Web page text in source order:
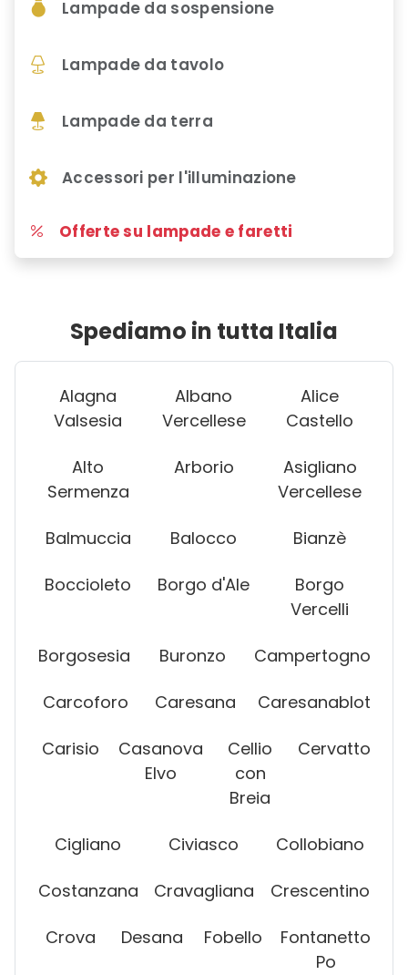
Lampade da sospensione
Lampade da tavolo
Lampade da terra
Accessori per l'illuminazione
Offerte su lampade e faretti
Spediamo in tutta Italia
Alagna
Valsesia
Albano
Vercellese
Alice
Castello
Alto
Sermenza
Arborio
Asigliano
Vercellese
Balmuccia Balocco Bianzè
Boccioleto Borgo d'Ale
Borgo
Vercelli
Borgosesia Buronzo Campertogno
Carcoforo Caresana Caresanablot
Carisio
Casanova
Elvo
Cellio
con
Breia
Cervatto
Cigliano Civiasco Collobiano
Costanzana Cravagliana Crescentino
Crova Desana Fobello
Fontanetto
Po